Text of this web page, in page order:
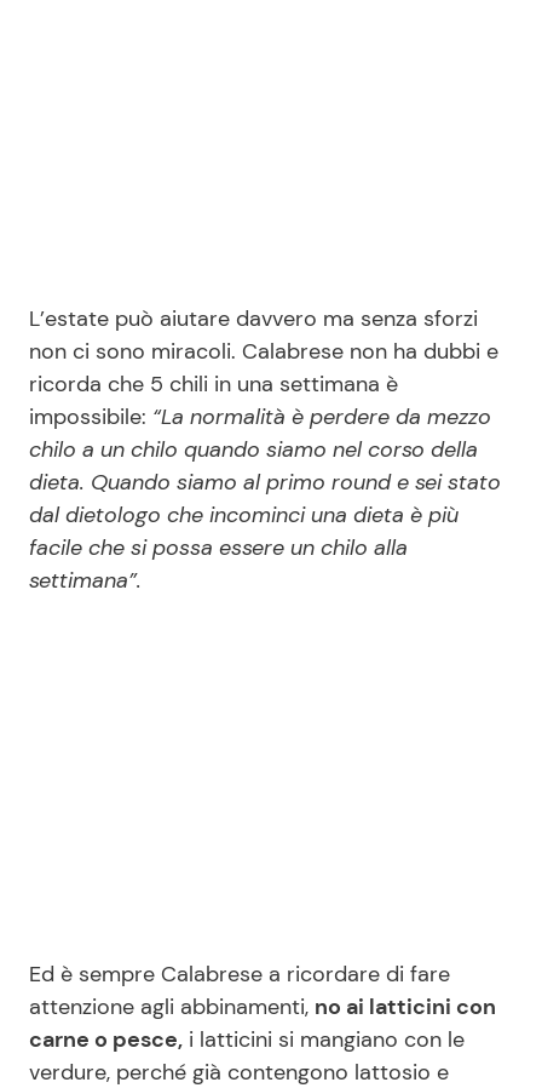
L’estate può aiutare davvero ma senza sforzi
non ci sono miracoli. Calabrese non ha dubbi e
ricorda che 5 chili in una settimana è
impossibile: “La normalità è perdere da mezzo
chilo a un chilo quando siamo nel corso della
dieta. Quando siamo al primo round e sei stato
dal dietologo che incominci una dieta è più
facile che si possa essere un chilo alla
settimana”.
Ed è sempre Calabrese a ricordare di fare
attenzione agli abbinamenti, no ai latticini con
carne o pesce, i latticini si mangiano con le
verdure, perché già contengono lattosio e